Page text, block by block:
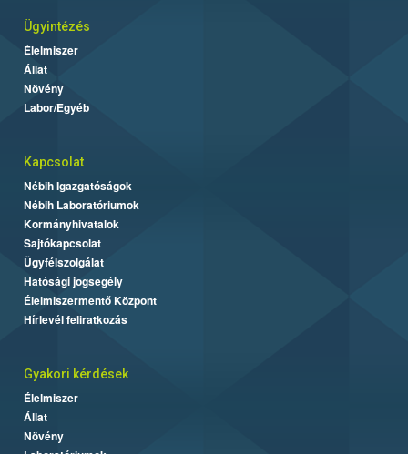
Ügyintézés
Élelmiszer
Állat
Növény
Labor/Egyéb
Kapcsolat
Nébih Igazgatóságok
Nébih Laboratóriumok
Kormányhivatalok
Sajtókapcsolat
Ügyfélszolgálat
Hatósági jogsegély
Élelmiszermentő Központ
Hírlevél feliratkozás
Gyakori kérdések
Élelmiszer
Állat
Növény